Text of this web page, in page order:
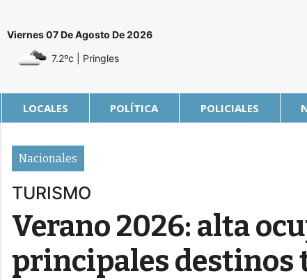
Viernes 07 De Agosto De 2026
7.2ºc
| Pringles
LOCALES POLÍTICA POLICIALES
Nacionales
TURISMO
Verano 2026: alta
principales destinos